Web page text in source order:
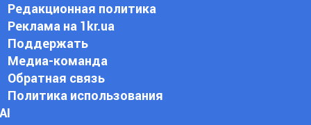
Редакционная политика
Реклама на 1kr.ua
Поддержать
Медиа-команда
Обратная связь
Политика использования
АI